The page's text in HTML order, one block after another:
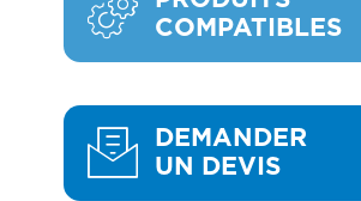
COMPATIBLES
DEMANDER
UN DEVIS